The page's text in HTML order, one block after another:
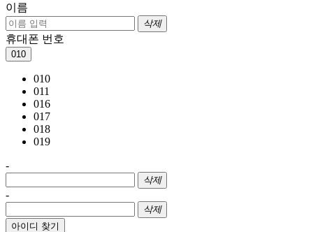
이름
삭제
휴대폰 번호
010
010
011
016
017
018
019
-
삭제
-
삭제
아이디 찾기